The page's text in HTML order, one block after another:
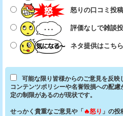
怒りの口コミ投稿
評価なしで雑談
ネタ提供はこちら
可能な限り皆様からのご意見を反
コンテンツポリシーや名誉毀損への配
定の制限があるのが現状です。
せっかく貴重なご意見や「 🔥怒り 」の